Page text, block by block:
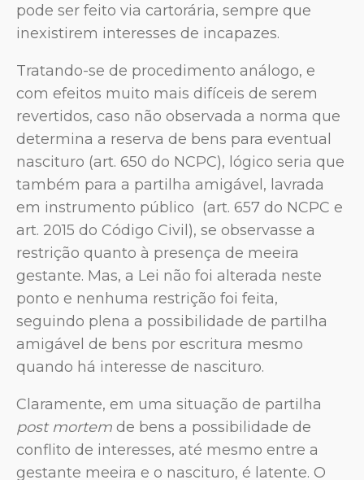
pode ser feito via cartorária, sempre que
inexistirem interesses de incapazes.
Tratando-se de procedimento análogo, e
com efeitos muito mais difíceis de serem
revertidos, caso não observada a norma que
determina a reserva de bens para eventual
nascituro (art. 650 do NCPC), lógico seria que
também para a partilha amigável, lavrada
em instrumento público (art. 657 do NCPC e
art. 2015 do Código Civil), se observasse a
restrição quanto à presença de meeira
gestante. Mas, a Lei não foi alterada neste
ponto e nenhuma restrição foi feita,
seguindo plena a possibilidade de partilha
amigável de bens por escritura mesmo
quando há interesse de nascituro.
Claramente, em uma situação de partilha
post mortem de bens a possibilidade de
conflito de interesses, até mesmo entre a
gestante meeira e o nascituro, é latente. O